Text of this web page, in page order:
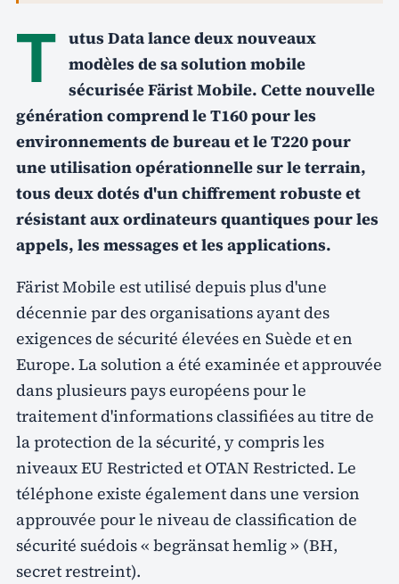
T utus Data lance deux nouveaux
modèles de sa solution mobile
sécurisée Färist Mobile. Cette nouvelle
génération comprend le T160 pour les
environnements de bureau et le T220 pour
une utilisation opérationnelle sur le terrain,
tous deux dotés d'un chiffrement robuste et
résistant aux ordinateurs quantiques pour les
appels, les messages et les applications.
Färist Mobile est utilisé depuis plus d'une
décennie par des organisations ayant des
exigences de sécurité élevées en Suède et en
Europe. La solution a été examinée et approuvée
dans plusieurs pays européens pour le
traitement d'informations classifiées au titre de
la protection de la sécurité, y compris les
niveaux EU Restricted et OTAN Restricted. Le
téléphone existe également dans une version
approuvée pour le niveau de classification de
sécurité suédois « begränsat hemlig » (BH,
secret restreint).